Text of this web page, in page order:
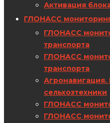
Активация
ГЛОНАСС
ГЛОНАСС
транспорта
ГЛОНАСС
транспорта
сельхозтехники
ГЛОНАСС
ГЛОНАСС